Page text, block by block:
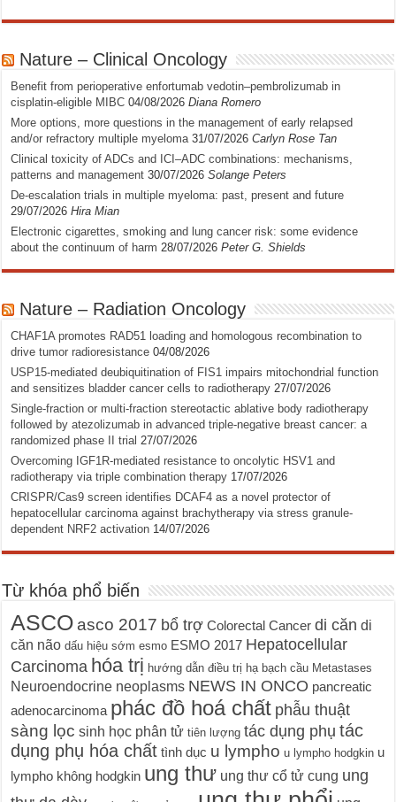
Nature – Clinical Oncology
Benefit from perioperative enfortumab vedotin–pembrolizumab in
cisplatin-eligible MIBC 04/08/2026 Diana Romero
More options, more questions in the management of early relapsed
and/or refractory multiple myeloma 31/07/2026 Carlyn Rose Tan
Clinical toxicity of ADCs and ICI–ADC combinations: mechanisms,
patterns and management 30/07/2026 Solange Peters
De-escalation trials in multiple myeloma: past, present and future
29/07/2026 Hira Mian
Electronic cigarettes, smoking and lung cancer risk: some evidence
about the continuum of harm 28/07/2026 Peter G. Shields
Nature – Radiation Oncology
CHAF1A promotes RAD51 loading and homologous recombination to
drive tumor radioresistance 04/08/2026
USP15-mediated deubiquitination of FIS1 impairs mitochondrial function
and sensitizes bladder cancer cells to radiotherapy 27/07/2026
Single-fraction or multi-fraction stereotactic ablative body radiotherapy
followed by atezolizumab in advanced triple-negative breast cancer: a
randomized phase II trial 27/07/2026
Overcoming IGF1R-mediated resistance to oncolytic HSV1 and
radiotherapy via triple combination therapy 17/07/2026
CRISPR/Cas9 screen identifies DCAF4 as a novel protector of
hepatocellular carcinoma against brachytherapy via stress granule-
dependent NRF2 activation 14/07/2026
Từ khóa phổ biến
ASCO asco 2017 bổ trợ Colorectal Cancer di căn di
căn não dấu hiệu sớm esmo ESMO 2017 Hepatocellular
Carcinoma hóa trị hướng dẫn điều trị hạ bạch cầu Metastases
Neuroendocrine neoplasms NEWS IN ONCO pancreatic
adenocarcinoma phác đồ hoá chất phẫu thuật
sàng lọc sinh học phân tử tiên lượng tác dụng phụ tác
dụng phụ hóa chất tình dục u lympho u lympho hodgkin u
lympho không hodgkin ung thư ung thư cổ tử cung ung